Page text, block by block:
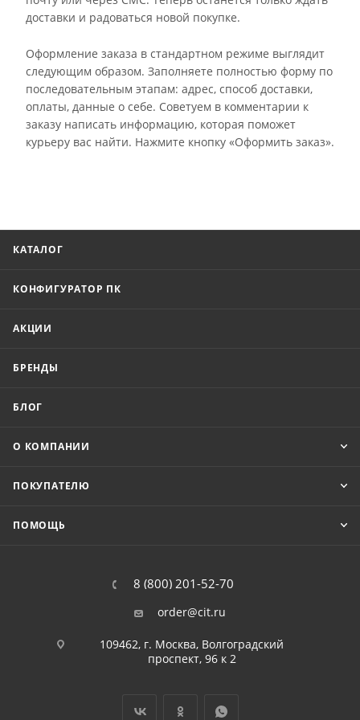
доставки и радоваться новой покупке.
Оформление заказа в стандартном режиме выглядит
следующим образом. Заполняете полностью форму по
последовательным этапам: адрес, способ доставки,
оплаты, данные о себе. Советуем в комментарии к
заказу написать информацию, которая поможет
курьеру вас найти. Нажмите кнопку «Оформить заказ».
КАТАЛОГ
КОНФИГУРАТОР ПК
АКЦИИ
БРЕНДЫ
БЛОГ
О КОМПАНИИ
ПОКУПАТЕЛЮ
ПОМОЩЬ
8 (800) 201-52-70
order@cit.ru
109462, г. Москва, Волгоградский
проспект, 96 к 2